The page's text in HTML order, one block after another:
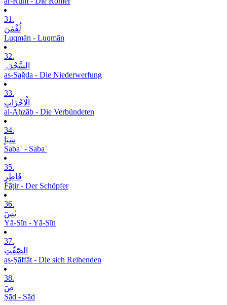
31.
لُقْمٰنَ
Luqmān - Luqmān
32.
السَّجْدَۃِ
as-Saǧda - Die Niederwerfung
33.
الْاَحْزَابِ
al-Aḥzāb - Die Verbündeten
34.
سَبَاٍ
Sabaʾ - Sabaʾ
35.
فَاطِرٍ
Fāṭir - Der Schöpfer
36.
یٰسٓ
Yā-Sīn - Yā-Sīn
37.
الصّٰٓفّٰتِ
aṣ-Ṣāffāt - Die sich Reihenden
38.
صٓ
Ṣād - Ṣād